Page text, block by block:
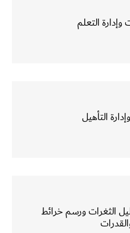
وإدارة التعلم
التأهيل
الثغرات ورسم خرائط